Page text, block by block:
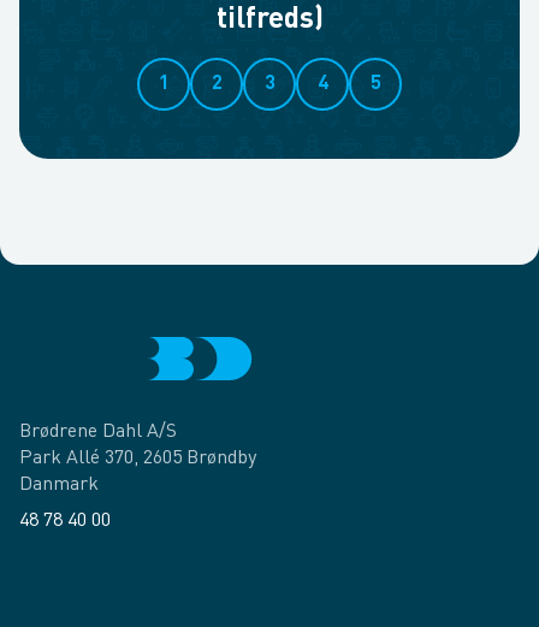
tilfreds)
1 2 3 4 5
Brødrene Dahl A/S
Park Allé 370, 2605 Brøndby
Danmark
48 78 40 00